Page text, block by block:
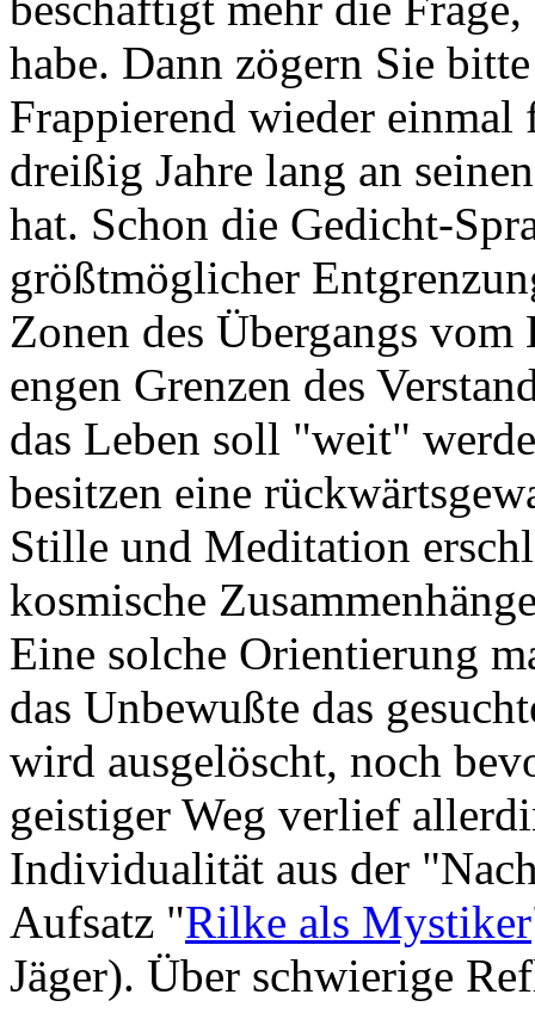
habe. Dann zögern Sie
Frappierend wieder
dreißig Jahre lang an
hat. Schon die Gedicht-
größtmöglicher
Zonen des Übergangs
engen Grenzen des
das Leben soll "weit"
besitzen eine
Stille und Meditation
kosmische
Eine solche Orientierung
das Unbewußte das
wird ausgelöscht, noch
geistiger Weg verlief
Individualität aus der
Aufsatz "Rilke als Mystiker
Jäger). Über schwierige